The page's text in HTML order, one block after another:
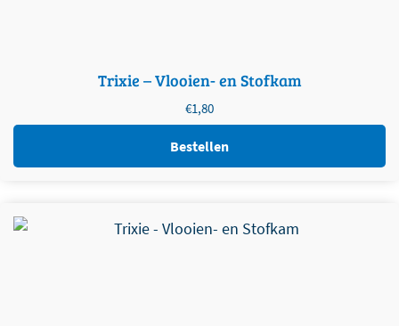
Trixie – Vlooien- en Stofkam
€1,80
Bestellen